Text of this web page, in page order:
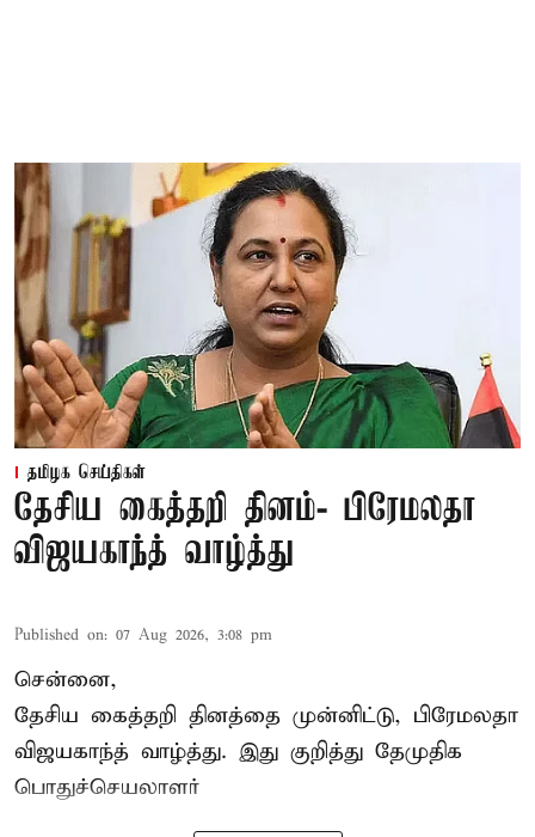
தமிழக செய்திகள்
தேசிய கைத்தறி தினம்- பிரேமலதா
விஜயகாந்த் வாழ்த்து
Published on: 07 Aug 2026, 3:08 pm
சென்னை,
தேசிய கைத்தறி தினத்தை முன்னிட்டு, பிரேமலதா
விஜயகாந்த் வாழ்த்து. இது குறித்து தேமுதிக
பொதுச்செயலாளர்